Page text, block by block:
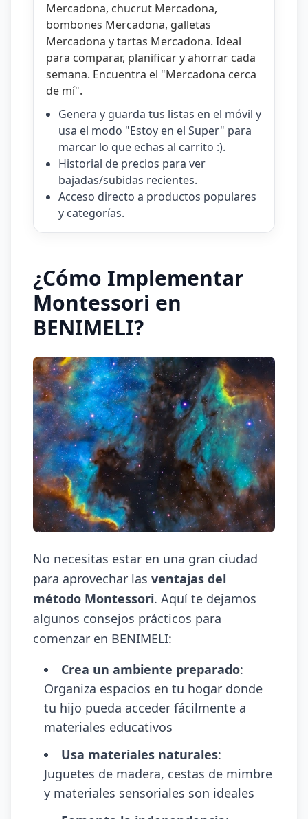
Mercadona, chucrut Mercadona,
bombones Mercadona, galletas
Mercadona ytartas Mercadona. Ideal
para comparar, planificar y ahorrar cada
semana. Encuentra el "Mercadona cerca
de mí".
Genera y guarda tus listas en el móvil y
usa el modo "Estoy en el Super" para
marcar lo que echas al carrito :).
Historial de precios para ver
bajadas/subidas recientes.
Acceso directo a productos populares
y categorías.
¿Cómo Implementar
Montessori en
BENIMELI?
No necesitas estar en una gran ciudad
para aprovechar las ventajas del
método Montessori. Aquí te dejamos
algunos consejos prácticos para
comenzar en BENIMELI:
Crea un ambiente preparado:
Organiza espacios en tu hogar donde
tu hijo pueda acceder fácilmente a
materiales educativos
Usa materiales naturales:
Juguetes de madera, cestas de mimbre
y materiales sensoriales son ideales